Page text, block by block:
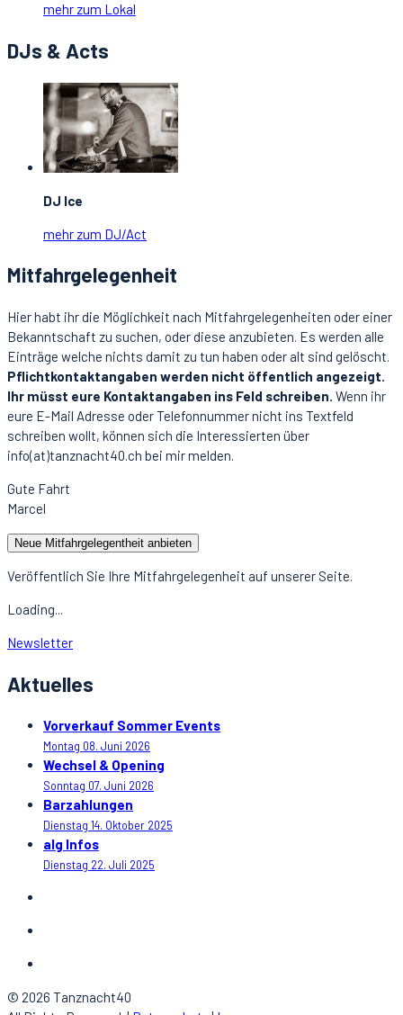
mehr zum Lokal
DJs & Acts
DJ Ice
mehr zum DJ/Act
Mitfahrgelegenheit
Hier habt ihr die Möglichkeit nach Mitfahrgelegenheiten oder einer
Bekanntschaft zu suchen, oder diese anzubieten. Es werden alle
Einträge welche nichts damit zu tun haben oder alt sind gelöscht.
Pflichtkontaktangaben werden nicht öffentlich angezeigt.
Ihr müsst eure Kontaktangaben ins Feld schreiben. Wenn ihr
eure E-Mail Adresse oder Telefonnummer nicht ins Textfeld
schreiben wollt, können sich die Interessierten über
info(at)tanznacht40.ch bei mir melden.
Gute Fahrt
Marcel
Neue Mitfahrgelegentheit anbieten
Veröffentlich Sie Ihre Mitfahrgelegenheit auf unserer Seite.
Loading...
Newsletter
Aktuelles
Vorverkauf Sommer Events
Montag 08. Juni 2026
Wechsel & Opening
Sonntag 07. Juni 2026
Barzahlungen
Dienstag 14. Oktober 2025
alg Infos
Dienstag 22. Juli 2025
© 2026 Tanznacht40